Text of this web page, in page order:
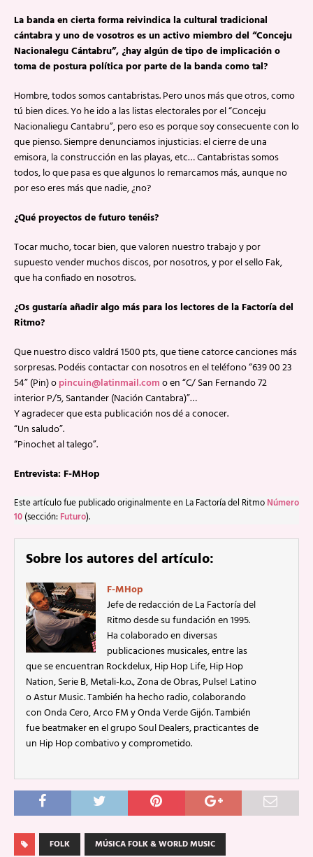
La banda en cierta forma reivindica la cultural tradicional
cántabra y uno de vosotros es un activo miembro del “Conceju
Nacionalegu Cántabru”, ¿hay algún de tipo de implicación o
toma de postura política por parte de la banda como tal?
Hombre, todos somos cantabristas. Pero unos más que otros, como
tú bien dices. Yo he ido a las listas electorales por el “Conceju
Nacionaliegu Cantabru”, pero eso es porque soy consecuente con lo
que pienso. Siempre denunciamos injusticias: el cierre de una
emisora, la construcción en las playas, etc… Cantabristas somos
todos, lo que pasa es que algunos lo remarcamos más, aunque no
por eso eres más que nadie, ¿no?
¿Qué proyectos de futuro tenéis?
Tocar mucho, tocar bien, que valoren nuestro trabajo y por
supuesto vender muchos discos, por nosotros, y por el sello Fak,
que ha confiado en nosotros.
¿Os gustaría añadir algo más para los lectores de la Factoría del
Ritmo?
Que nuestro disco valdrá 1500 pts, que tiene catorce canciones más
sorpresas. Podéis contactar con nosotros en el teléfono “639 00 23
54” (Pin) opincuin@latinmail.como en “C/ San Fernando 72
interior P/5, Santander (Nación Cantabra)”…
Y agradecer que esta publicación nos dé a conocer.
“Un saludo”.
“Pinochet al talego”.
Entrevista: F-MHop
Este artículo fue publicado originalmente en La Factoría del Ritmo Número
10 (sección: Futuro).
Sobre los autores del artículo:
F-MHop
Jefe de redacción de La Factoría del
Ritmo desde su fundación en 1995.
Ha colaborado en diversas
publicaciones musicales, entre las
que se encuentran Rockdelux, Hip Hop Life, Hip Hop
Nation, Serie B, Metali-k.o., Zona de Obras, Pulse! Latino
o Astur Music. También ha hecho radio, colaborando
con Onda Cero, Arco FM y Onda Verde Gijón. También
fue beatmaker en el grupo Soul Dealers, practicantes de
un Hip Hop combativo y comprometido.
FOLK
MÚSICA FOLK & WORLD MUSIC